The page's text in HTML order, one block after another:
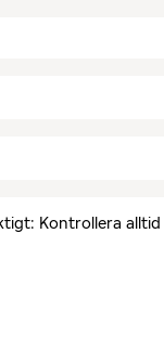
Kontrollera